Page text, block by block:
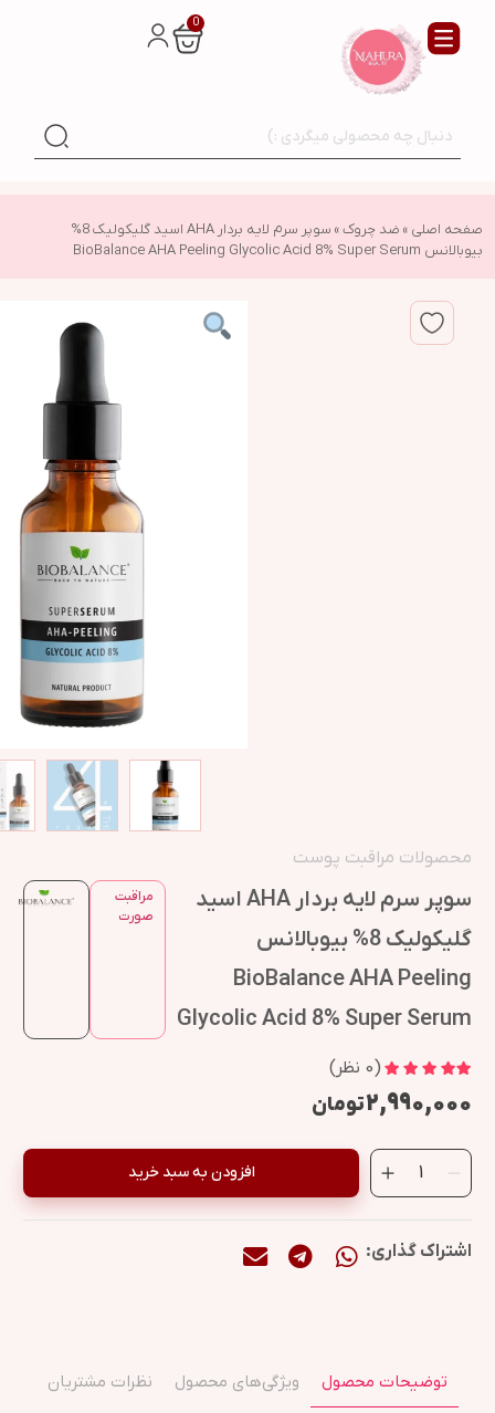
0
صفحه اصلی » ضد چروک»
سوپر سرم لایه بردار AHA اسید گلیکولیک 8%
بیوبالانس BioBalance AHA Peeling Glycolic Acid 8% Super Serum
محصولات مراقبت پوست
سوپر سرم لایه بردار AHA اسید
گلیکولیک 8% بیوبالانس
BioBalance AHA Peeling
Glycolic Acid 8% Super Serum
مراقبت
صورت
(
0 نظر)
۲,۹۹۰,۰۰۰تومان
افزودن به سبد خرید
اشتراک گذاری:
توضیحات محصول ویژگی‌های محصول نظرات مشتریان